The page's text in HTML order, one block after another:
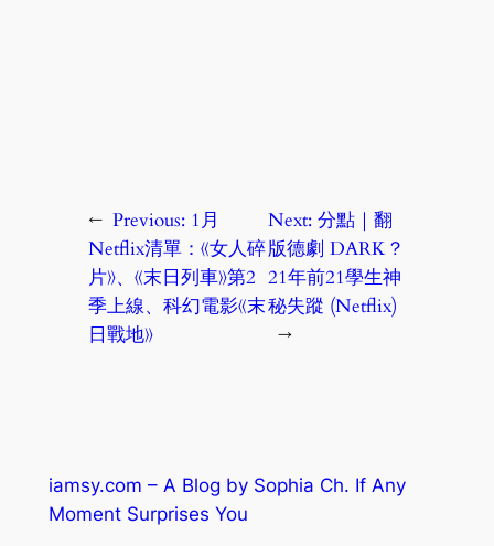
← Previous: 1月
Netflix清單：《女人碎
片》、《末日列車》第2
季上線、科幻電影《末
日戰地》
Next:分點｜翻
版德劇 DARK？
21年前21學生神
秘失蹤 (Netflix)
→
iamsy.com – A Blog by Sophia Ch. If Any
Moment Surprises You